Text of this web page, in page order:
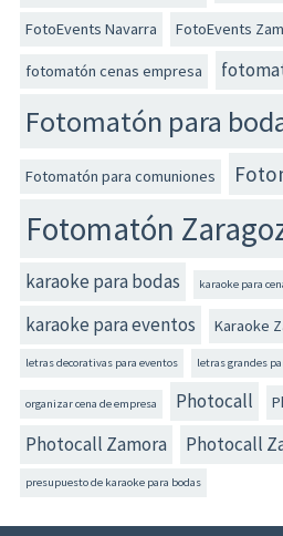
FotoEvents Navarra FotoEvents
fotomatón cenas empresa
Fotomatón para
Fotomatón para comuniones
Fotomatón
karaoke para bodas karaoke para
karaoke para eventos Karaoke
letras decorativas para eventos letras grandes
organizar cena de empresa Photocall
Photocall Zamora Photocall
presupuesto de karaoke para bodas